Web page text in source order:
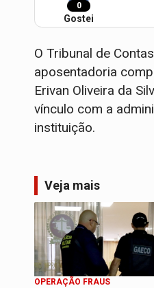
0
Gostei
O Tribunal de
aposentadoria
Erivan Oliveira da
vínculo com a
instituição.
Veja mais
OPERAÇÃO FRAUS